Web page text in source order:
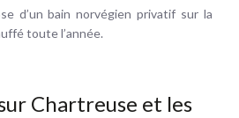
d’un bain norvégien privatif sur la
toute l’année.
Chartreuse et les